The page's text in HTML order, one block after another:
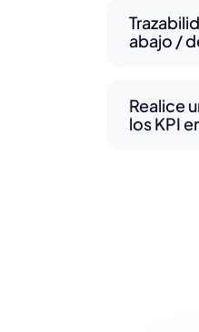
abajo /
Realice
los KPI